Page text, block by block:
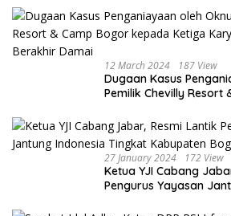
12 March 2024 187 View
Dugaan Kasus
Pemilik Chevilly Resort
Damai
27 January 2024 172 View
Ketua YJI Cabang
Pengurus Yayasan